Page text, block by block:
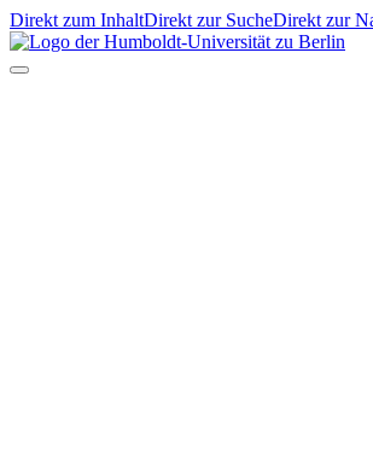
Direkt zum InhaltDirekt zur SucheDirekt zur